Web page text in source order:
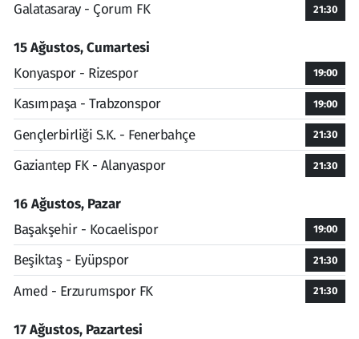
Galatasaray - Çorum FK
21:30
15 Ağustos, Cumartesi
Konyaspor - Rizespor
19:00
Kasımpaşa - Trabzonspor 19:00
Gençlerbirliği S.K. - Fenerbahçe 21:30
Gaziantep FK - Alanyaspor 21:30
16 Ağustos, Pazar
Başakşehir - Kocaelispor
19:00
Beşiktaş - Eyüpspor 21:30
Amed - Erzurumspor FK 21:30
17 Ağustos, Pazartesi